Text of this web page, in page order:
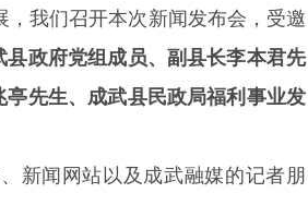
我们召开本次新闻发布会，受邀
政府党组成员、副县长李本君先
先生、成武县民政局福利事业发
新闻网站以及成武融媒的记者朋